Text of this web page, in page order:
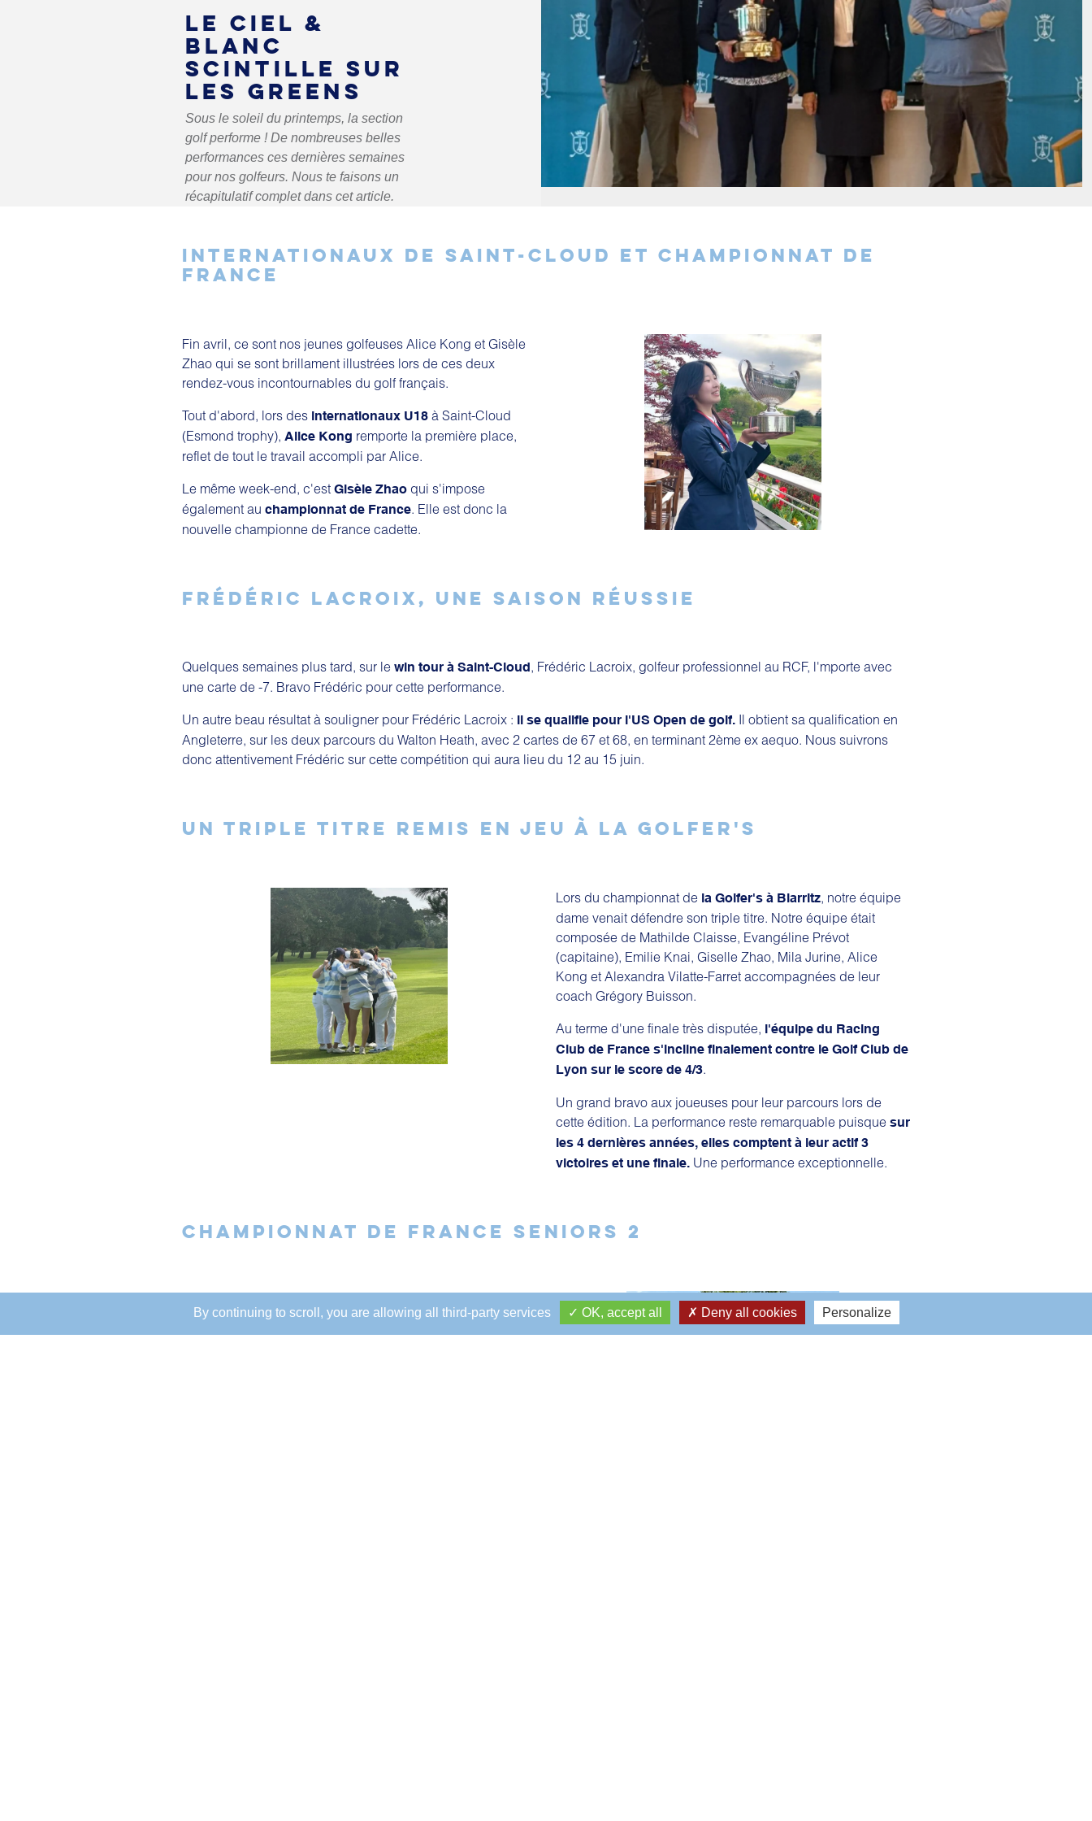
LE CIEL &
BLANC
SCINTILLE SUR
LES GREENS
Sous le soleil du printemps, la section
golf performe ! De nombreuses belles
performances ces dernières semaines
pour nos golfeurs. Nous te faisons un
récapitulatif complet dans cet article.
INTERNATIONAUX DE SAINT-CLOUD ET CHAMPIONNAT DE
FRANCE
Fin avril, ce sont nos jeunes golfeuses Alice Kong et Gisèle
Zhao qui se sont brillament illustrées lors de ces deux
rendez-vous incontournables du golf français.
Tout d'abord, lors des internationaux U18 à Saint-Cloud
(Esmond trophy), Alice Kong remporte la première place,
reflet de tout le travail accompli par Alice.
Le même week-end, c'est Gisèle Zhao qui s'impose
également au championnat de France. Elle est donc la
nouvelle championne de France cadette.
FRÉDÉRIC LACROIX, UNE SAISON RÉUSSIE
Quelques semaines plus tard, sur le win tour à Saint-Cloud, Frédéric Lacroix, golfeur professionnel au RCF, l'mporte avec
une carte de -7. Bravo Frédéric pour cette performance.
Un autre beau résultat à souligner pour Frédéric Lacroix : il se qualifie pour l'US Open de golf. Il obtient sa qualification en
Angleterre, sur les deux parcours du Walton Heath, avec 2 cartes de 67 et 68, en terminant 2ème ex aequo. Nous suivrons
donc attentivement Frédéric sur cette compétition qui aura lieu du 12 au 15 juin.
UN TRIPLE TITRE REMIS EN JEU À LA GOLFER'S
Lors du championnat de la Golfer's à Biarritz , notre équipe
dame venait défendre son triple titre. Notre équipe était
composée de Mathilde Claisse, Evangéline Prévot
(capitaine), Emilie Knai, Giselle Zhao, Mila Jurine, Alice
Kong et Alexandra Vilatte-Farret accompagnées de leur
coach Grégory Buisson.
Au terme d'une finale très disputée, l'équipe du Racing
Club de France s'incline finalement contre le Golf Club de
Lyon sur le score de 4/3
Un grand bravo aux joueuses pour leur parcours lors de
cette édition. La performance reste remarquable puisque sur
les 4 dernières années, elles comptent à leur actif 3
victoires et une finale. Une performance exceptionnelle.
CHAMPIONNAT DE FRANCE SENIORS 2
championnat de France par équipes seniors 2. Le Racing
Club de France avait aligné une équipe composée d'Arnaud
By continuing to scroll, you are allowing all third-party services OK, accept all Deny all cookies Personalize